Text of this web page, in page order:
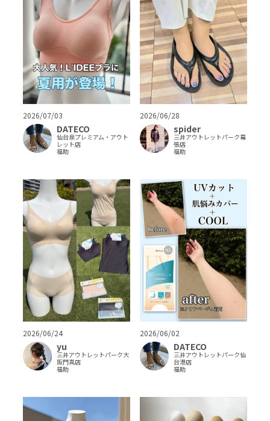
2026/07/03
DATECO
仙台泉プレミアム・アウト
レット店
福助
2026/06/28
spider
三井アウトレットパーク幕
張店
福助
2026/06/24
yu
三井アウトレットパーク大
阪門真店
福助
2026/06/02
DATECO
三井アウトレットパーク仙
台港店
福助